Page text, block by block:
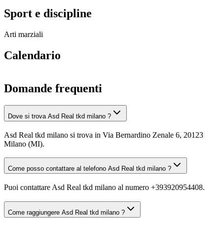
Sport e discipline
Arti marziali
Calendario
Domande frequenti
Dove si trova Asd Real tkd milano ?
Asd Real tkd milano si trova in Via Bernardino Zenale 6, 20123
Milano (MI).
Come posso contattare al telefono Asd Real tkd milano ?
Puoi contattare Asd Real tkd milano al numero +393920954408.
Come raggiungere Asd Real tkd milano ?